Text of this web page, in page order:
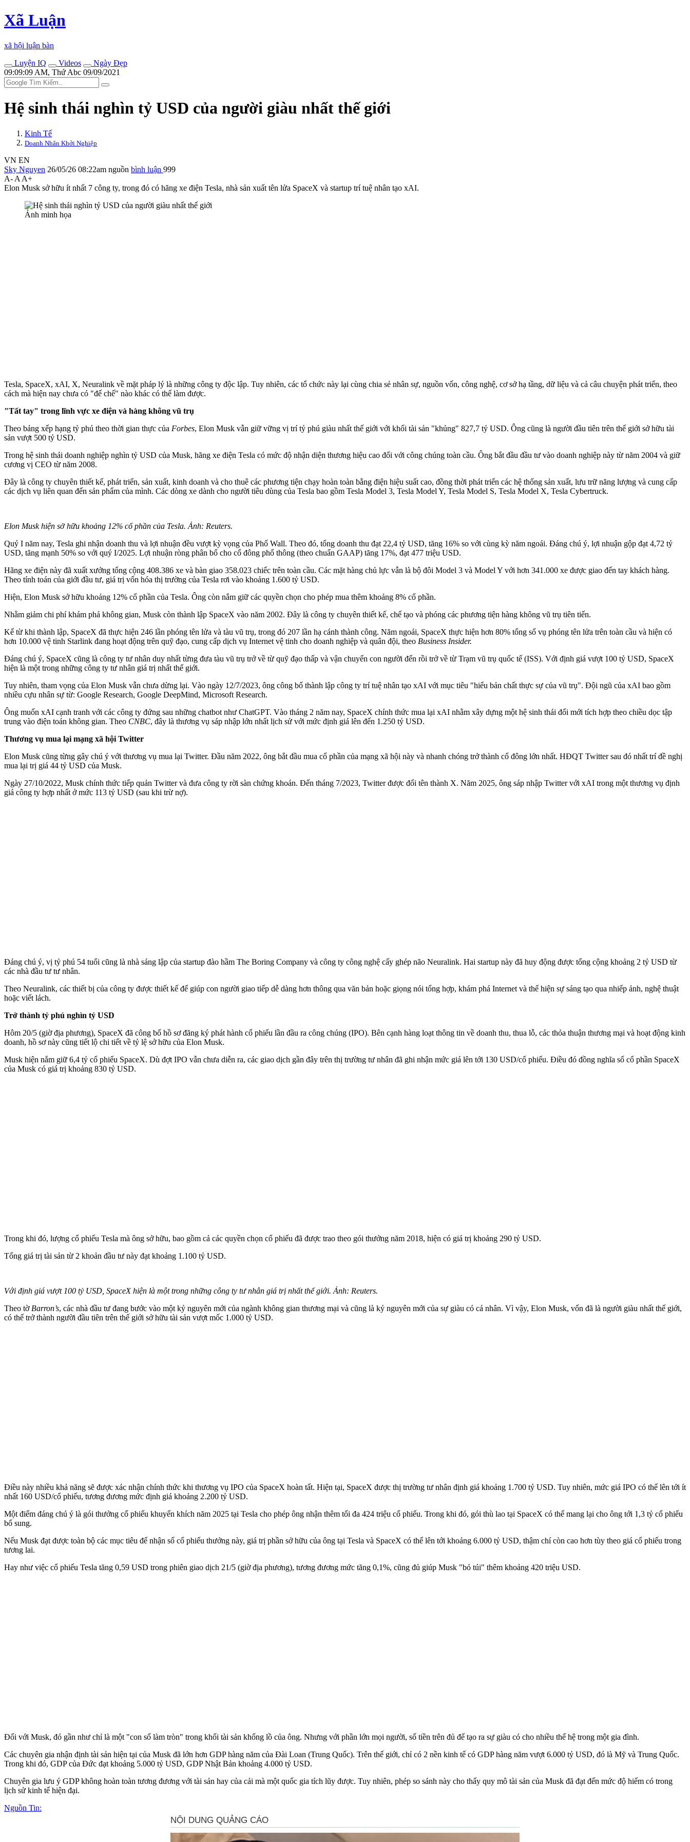
Xã Luận
xã hội luận bàn
Luyện IQ
Videos
Ngày Đẹp
09:09:09 AM, Thứ Abc 09/09/2021
Hệ sinh thái nghìn tỷ USD của người giàu nhất thế giới
Kinh Tế
Doanh Nhân Khởi Nghiệp
VN EN
Sky Nguyen 26/05/26 08:22am nguồn bình luận 999
A- A A+
Elon Musk sở hữu ít nhất 7 công ty, trong đó có hãng xe điện Tesla, nhà sản xuất tên lửa SpaceX và startup trí tuệ nhân tạo xAI.
Ảnh minh họa
Tesla, SpaceX, xAI, X, Neuralink về mặt pháp lý là những công ty độc lập. Tuy nhiên, các tổ chức này lại cùng chia sẻ nhân sự, nguồn vốn, công nghệ, cơ sở hạ tầng, dữ liệu và cả câu chuyện phát triển, theo
cách mà hiện nay chưa có "đế chế" nào khác có thể làm được.
"Tất tay" trong lĩnh vực xe điện và hàng không vũ trụ
Theo bảng xếp hạng tỷ phú theo thời gian thực của Forbes, Elon Musk vẫn giữ vững vị trí tỷ phú giàu nhất thế giới với khối tài sản "khủng" 827,7 tỷ USD. Ông cũng là người đầu tiên trên thế giới sở hữu tài
sản vượt 500 tỷ USD.
Trong hệ sinh thái doanh nghiệp nghìn tỷ USD của Musk, hãng xe điện Tesla có mức độ nhận diện thương hiệu cao đối với công chúng toàn cầu. Ông bắt đầu đầu tư vào doanh nghiệp này từ năm 2004 và giữ
cương vị CEO từ năm 2008.
Đây là công ty chuyên thiết kế, phát triển, sản xuất, kinh doanh và cho thuê các phương tiện chạy hoàn toàn bằng điện hiệu suất cao, đồng thời phát triển các hệ thống sản xuất, lưu trữ năng lượng và cung cấp
các dịch vụ liên quan đến sản phẩm của mình. Các dòng xe dành cho người tiêu dùng của Tesla bao gồm Tesla Model 3, Tesla Model Y, Tesla Model S, Tesla Model X, Tesla Cybertruck.
Elon Musk hiện sở hữu khoảng 12% cổ phần của Tesla. Ảnh: Reuters.
Quý I năm nay, Tesla ghi nhận doanh thu và lợi nhuận đều vượt kỳ vọng của Phố Wall. Theo đó, tổng doanh thu đạt 22,4 tỷ USD, tăng 16% so với cùng kỳ năm ngoái. Đáng chú ý, lợi nhuận gộp đạt 4,72 tỷ
USD, tăng mạnh 50% so với quý I/2025. Lợi nhuận ròng phân bổ cho cổ đông phổ thông (theo chuẩn GAAP) tăng 17%, đạt 477 triệu USD.
Hãng xe điện này đã xuất xưởng tổng cộng 408.386 xe và bàn giao 358.023 chiếc trên toàn cầu. Các mặt hàng chủ lực vẫn là bộ đôi Model 3 và Model Y với hơn 341.000 xe được giao đến tay khách hàng.
Theo tính toán của giới đầu tư, giá trị vốn hóa thị trường của Tesla rơi vào khoảng 1.600 tỷ USD.
Hiện, Elon Musk sở hữu khoảng 12% cổ phần của Tesla. Ông còn nắm giữ các quyền chọn cho phép mua thêm khoảng 8% cổ phần.
Nhằm giảm chi phí khám phá không gian, Musk còn thành lập SpaceX vào năm 2002. Đây là công ty chuyên thiết kế, chế tạo và phóng các phương tiện hàng không vũ trụ tiên tiến.
Kể từ khi thành lập, SpaceX đã thực hiện 246 lần phóng tên lửa và tàu vũ trụ, trong đó 207 lần hạ cánh thành công. Năm ngoái, SpaceX thực hiện hơn 80% tổng số vụ phóng tên lửa trên toàn cầu và hiện có
hơn 10.000 vệ tinh Starlink đang hoạt động trên quỹ đạo, cung cấp dịch vụ Internet vệ tinh cho doanh nghiệp và quân đội, theo Business Insider.
Đáng chú ý, SpaceX cũng là công ty tư nhân duy nhất từng đưa tàu vũ trụ trở về từ quỹ đạo thấp và vận chuyển con người đến rồi trở về từ Trạm vũ trụ quốc tế (ISS). Với định giá vượt 100 tỷ USD, SpaceX
hiện là một trong những công ty tư nhân giá trị nhất thế giới.
Tuy nhiên, tham vọng của Elon Musk vẫn chưa dừng lại. Vào ngày 12/7/2023, ông công bố thành lập công ty trí tuệ nhân tạo xAI với mục tiêu "hiểu bản chất thực sự của vũ trụ". Đội ngũ của xAI bao gồm
nhiều cựu nhân sự từ: Google Research, Google DeepMind, Microsoft Research.
Ông muốn xAI cạnh tranh với các công ty đứng sau những chatbot như ChatGPT. Vào tháng 2 năm nay, SpaceX chính thức mua lại xAI nhằm xây dựng một hệ sinh thái đổi mới tích hợp theo chiều dọc tập
trung vào điện toán không gian. Theo CNBC, đây là thương vụ sáp nhập lớn nhất lịch sử với mức định giá lên đến 1.250 tỷ USD.
Thương vụ mua lại mạng xã hội Twitter
Elon Musk cũng từng gây chú ý với thương vụ mua lại Twitter. Đầu năm 2022, ông bắt đầu mua cổ phần của mạng xã hội này và nhanh chóng trở thành cổ đông lớn nhất. HĐQT Twitter sau đó nhất trí đề nghị
mua lại trị giá 44 tỷ USD của Musk.
Ngày 27/10/2022, Musk chính thức tiếp quản Twitter và đưa công ty rời sàn chứng khoán. Đến tháng 7/2023, Twitter được đổi tên thành X. Năm 2025, ông sáp nhập Twitter với xAI trong một thương vụ định
giá công ty hợp nhất ở mức 113 tỷ USD (sau khi trừ nợ).
Đáng chú ý, vị tỷ phú 54 tuổi cũng là nhà sáng lập của startup đào hầm The Boring Company và công ty công nghệ cấy ghép não Neuralink. Hai startup này đã huy động được tổng cộng khoảng 2 tỷ USD từ
các nhà đầu tư tư nhân.
Theo Neuralink, các thiết bị của công ty được thiết kế để giúp con người giao tiếp dễ dàng hơn thông qua văn bản hoặc giọng nói tổng hợp, khám phá Internet và thể hiện sự sáng tạo qua nhiếp ảnh, nghệ thuật
hoặc viết lách.
Trở thành tỷ phú nghìn tỷ USD
Hôm 20/5 (giờ địa phương), SpaceX đã công bố hồ sơ đăng ký phát hành cổ phiếu lần đầu ra công chúng (IPO). Bên cạnh hàng loạt thông tin về doanh thu, thua lỗ, các thỏa thuận thương mại và hoạt động kinh
doanh, hồ sơ này cũng tiết lộ chi tiết về tỷ lệ sở hữu của Elon Musk.
Musk hiện nắm giữ 6,4 tỷ cổ phiếu SpaceX. Dù đợt IPO vẫn chưa diễn ra, các giao dịch gần đây trên thị trường tư nhân đã ghi nhận mức giá lên tới 130 USD/cổ phiếu. Điều đó đồng nghĩa số cổ phần SpaceX
của Musk có giá trị khoảng 830 tỷ USD.
Trong khi đó, lượng cổ phiếu Tesla mà ông sở hữu, bao gồm cả các quyền chọn cổ phiếu đã được trao theo gói thưởng năm 2018, hiện có giá trị khoảng 290 tỷ USD.
Tổng giá trị tài sản từ 2 khoản đầu tư này đạt khoảng 1.100 tỷ USD.
Với định giá vượt 100 tỷ USD, SpaceX hiện là một trong những công ty tư nhân giá trị nhất thế giới. Ảnh: Reuters.
Theo tờ Barron’s, các nhà đầu tư đang bước vào một kỷ nguyên mới của ngành không gian thương mại và cũng là kỷ nguyên mới của sự giàu có cá nhân. Vì vậy, Elon Musk, vốn đã là người giàu nhất thế giới,
có thể trở thành người đầu tiên trên thế giới sở hữu tài sản vượt mốc 1.000 tỷ USD.
Điều này nhiều khả năng sẽ được xác nhận chính thức khi thương vụ IPO của SpaceX hoàn tất. Hiện tại, SpaceX được thị trường tư nhân định giá khoảng 1.700 tỷ USD. Tuy nhiên, mức giá IPO có thể lên tới ít
nhất 160 USD/cổ phiếu, tương đương mức định giá khoảng 2.200 tỷ USD.
Một điểm đáng chú ý là gói thưởng cổ phiếu khuyến khích năm 2025 tại Tesla cho phép ông nhận thêm tối đa 424 triệu cổ phiếu. Trong khi đó, gói thù lao tại SpaceX có thể mang lại cho ông tới 1,3 tỷ cổ phiếu
bổ sung.
Nếu Musk đạt được toàn bộ các mục tiêu để nhận số cổ phiếu thưởng này, giá trị phần sở hữu của ông tại Tesla và SpaceX có thể lên tới khoảng 6.000 tỷ USD, thậm chí còn cao hơn tùy theo giá cổ phiếu trong
tương lai.
Hay như việc cổ phiếu Tesla tăng 0,59 USD trong phiên giao dịch 21/5 (giờ địa phương), tương đương mức tăng 0,1%, cũng đủ giúp Musk "bỏ túi" thêm khoảng 420 triệu USD.
Đối với Musk, đó gần như chỉ là một "con số làm tròn" trong khối tài sản khổng lồ của ông. Nhưng với phần lớn mọi người, số tiền trên đủ để tạo ra sự giàu có cho nhiều thế hệ trong một gia đình.
Các chuyên gia nhận định tài sản hiện tại của Musk đã lớn hơn GDP hàng năm của Đài Loan (Trung Quốc). Trên thế giới, chỉ có 2 nền kinh tế có GDP hàng năm vượt 6.000 tỷ USD, đó là Mỹ và Trung Quốc.
Trong khi đó, GDP của Đức đạt khoảng 5.000 tỷ USD, GDP Nhật Bản khoảng 4.000 tỷ USD.
Chuyên gia lưu ý GDP không hoàn toàn tương đương với tài sản hay của cải mà một quốc gia tích lũy được. Tuy nhiên, phép so sánh này cho thấy quy mô tài sản của Musk đã đạt đến mức độ hiếm có trong
lịch sử kinh tế hiện đại.
Nguồn Tin: